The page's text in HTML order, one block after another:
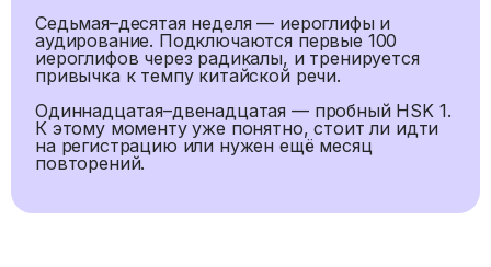
Седьмая–десятая неделя — иероглифы и
аудирование. Подключаются первые 100
иероглифов через радикалы, и тренируется
привычка к темпу китайской речи.
Одиннадцатая–двенадцатая — пробный HSK 1.
К этому моменту уже понятно, стоит ли идти
на регистрацию или нужен ещё месяц
повторений.